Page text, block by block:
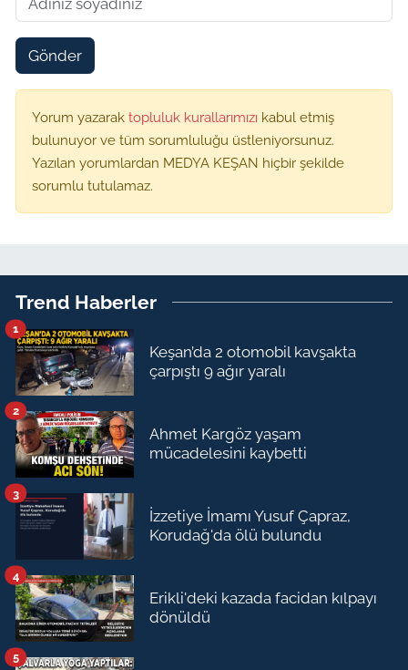
Gönder
Yorum yazarak topluluk kurallarımızı kabul etmiş
bulunuyor ve tüm sorumluluğu üstleniyorsunuz.
Yazılan yorumlardan MEDYA KEŞAN hiçbir şekilde
sorumlu tutulamaz.
Trend Haberler
Keşan’da 2 otomobil kavşakta
çarpıştı 9 ağır yaralı
1
Ahmet Kargöz yaşam
mücadelesini kaybetti
2
İzzetiye İmamı Yusuf Çapraz,
Korudağ'da ölü bulundu
3
Erikli'deki kazada facidan kılpayı
dönüldü
4
5